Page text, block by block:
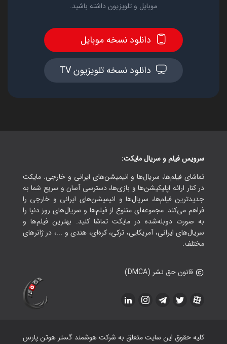
موبایل و تلویزیون داشته باشید.
دانلود نسخه موبایل
دانلود نسخه تلویزیون TV
سرویس فیلم و سریال مایکت:
تماشای فیلم‌ها، سریال‌ها و انیمیشن‌های ایرانی و خارجی. مایکت
در کنار ارائه اپلیکیشن‌ها و بازی‌ها، دسترسی آسان و سریع شما به
جدیدترین فیلم‌ها، سریال‌ها و انیمیشن‌های ایرانی و خارجی را
فراهم می‌کند. مجموعه‌ای متنوع از فیلم‌ها و سریال‌های روز دنیا را
به صورت دوبله‌شده در مایکت تماشا کنید. بهترین فیلم‌ها و
سریال‌های ایرانی، آمریکایی، ترکی، کره‌ای، هندی و ...، در ژانرهای
مختلف.
قانون حق نشر (DMCA)
کلیه حقوق این سایت متعلق به شرکت هوشمند گستر هوتن پارس